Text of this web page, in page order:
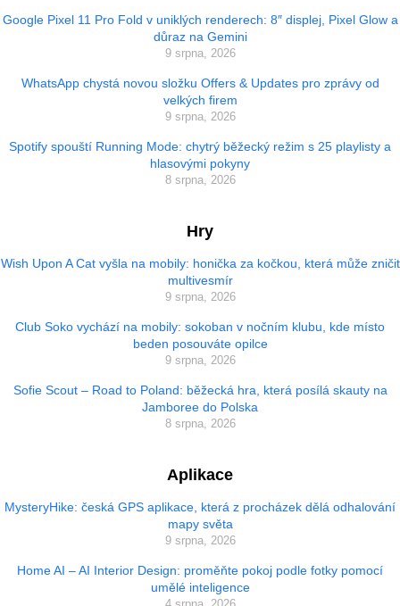
Google Pixel 11 Pro Fold v uniklých renderech: 8″ displej, Pixel Glow a
důraz na Gemini
9 srpna, 2026
WhatsApp chystá novou složku Offers & Updates pro zprávy od
velkých firem
9 srpna, 2026
Spotify spouští Running Mode: chytrý běžecký režim s 25 playlisty a
hlasovými pokyny
8 srpna, 2026
Hry
Wish Upon A Cat vyšla na mobily: honička za kočkou, která může zničit
multivesmír
9 srpna, 2026
Club Soko vychází na mobily: sokoban v nočním klubu, kde místo
beden posouváte opilce
9 srpna, 2026
Sofie Scout – Road to Poland: běžecká hra, která posílá skauty na
Jamboree do Polska
8 srpna, 2026
Aplikace
MysteryHike: česká GPS aplikace, která z procházek dělá odhalování
mapy světa
9 srpna, 2026
Home AI – AI Interior Design: proměňte pokoj podle fotky pomocí
umělé inteligence